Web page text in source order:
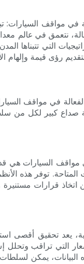
في مواقف السيارات:
نتعمق في عالم
التي تتبناها
في مواقف
صداع كبير لكل من
مواقف السيارات هي
اتخاذ قرارات
يعد تحقيق أقصى
يمكن